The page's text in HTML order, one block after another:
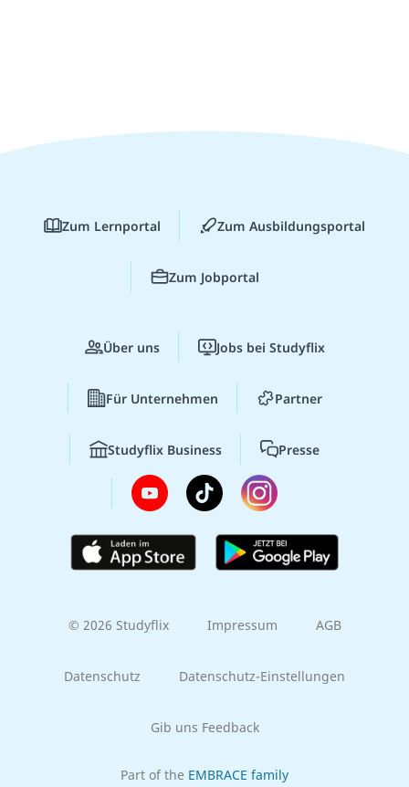
Zum Lernportal Zum Ausbildungsportal
Zum Jobportal
Über uns Jobs bei Studyflix
Für Unternehmen Partner
Studyflix Business Presse
© 2026 Studyflix Impressum AGB
Datenschutz Datenschutz-Einstellungen
Gib uns Feedback
Part of the EMBRACE family